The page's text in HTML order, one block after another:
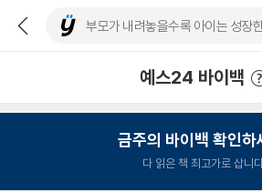
예스24 바이백
금주의 바이백 확인하
다 읽은 책 최고가로 삽니